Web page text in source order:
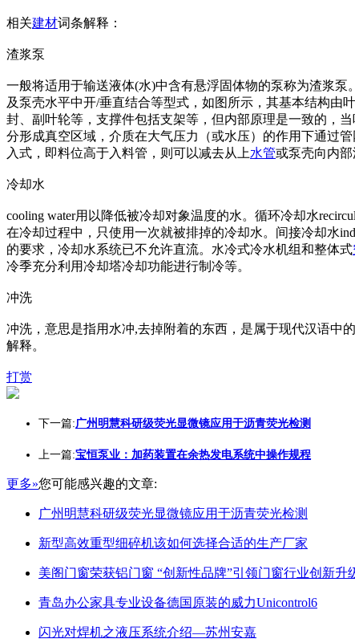
相关建材词条解释：
渣浆泵
一般将适用于输送液体(水)中含有悬浮固体物的泵称为渣浆
及泵壳水平中开/垂直结合等型式，如图所示，其基本结构由
封、副叶轮等，支撑件包括支架等，但内部原理是一致的，
分形成真空区域，介质在大气压力（或水压）的作用下通过
入式，即料位高于入料管，则可以减去从上水管或泵壳向内部
冷却水
cooling water用以降低被冷却对象温度的水。循环冷却水
在冷却过程中，只使用一次就被排掉的冷却水。间接冷却水
的要求，冷却水系统已不允许直流。水冷式冷水机组和整体式
冷季充分利用冷却塔冷却功能进行制冷等。
冲洗
冲洗，意思是指用水冲,去掉附着的东西，是属于现代汉语中
解释。
打赏
下一篇:广州明慧科研级荧光显微镜应用于沥青荧光检测
上一篇:宝恒泵业：加药装置在余热发电系统中操作规程
更多»您可能感兴趣的文章:
广州明慧科研级荧光显微镜应用于沥青荧光检测
新型高效重型细碎机该如何选择合适的生产厂家
美阁门窗荣获铝门窗 “创新性品牌”引领门窗行业创新升
青岛办公家具专业设备德国原装的威力Unicontrol6
闪光对焊机之液压系统介绍—苏州安嘉